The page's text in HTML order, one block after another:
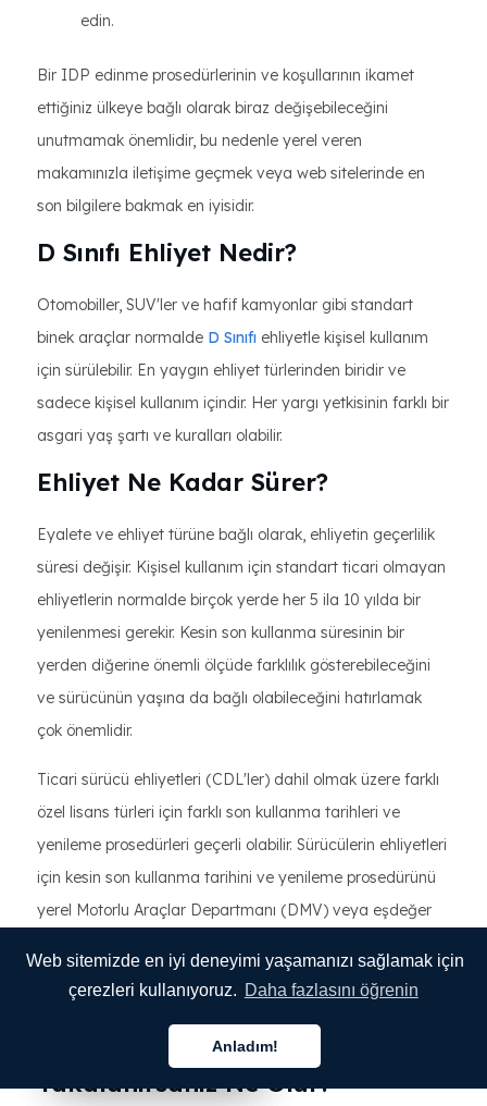
Web sitemizde en iyi deneyimi yaşamanızı sağlamak için
çerezleri kullanıyoruz. Daha fazlasını öğrenin
Anladım!
edin.
Bir IDP edinme prosedürlerinin ve koşullarının ikamet
ettiğiniz ülkeye bağlı olarak biraz değişebileceğini
unutmamak önemlidir, bu nedenle yerel veren
makamınızla iletişime geçmek veya web sitelerinde en
son bilgilere bakmak en iyisidir.
D Sınıfı Ehliyet Nedir?
Otomobiller, SUV'ler ve hafif kamyonlar gibi standart
binek araçlar normalde D Sınıfı ehliyetle kişisel kullanım
için sürülebilir. En yaygın ehliyet türlerinden biridir ve
sadece kişisel kullanım içindir. Her yargı yetkisinin farklı bir
asgari yaş şartı ve kuralları olabilir.
Ehliyet Ne Kadar Sürer?
Eyalete ve ehliyet türüne bağlı olarak, ehliyetin geçerlilik
süresi değişir. Kişisel kullanım için standart ticari olmayan
ehliyetlerin normalde birçok yerde her 5 ila 10 yılda bir
yenilenmesi gerekir. Kesin son kullanma süresinin bir
yerden diğerine önemli ölçüde farklılık gösterebileceğini
ve sürücünün yaşına da bağlı olabileceğini hatırlamak
çok önemlidir.
Ticari sürücü ehliyetleri (CDL'ler) dahil olmak üzere farklı
özel lisans türleri için farklı son kullanma tarihleri ve
yenileme prosedürleri geçerli olabilir. Sürücülerin ehliyetleri
için kesin son kullanma tarihini ve yenileme prosedürünü
yerel Motorlu Araçlar Departmanı (DMV) veya eşdeğer
sürücüler için daha pratik olan lisans yenileme için
Ehliyetsiz Araba Kullanırken
Yakalanırsanız Ne Olur?
Türkçe
Türkçe
Türkçe